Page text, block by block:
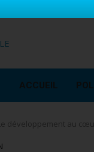
ACCUEIL
développement au